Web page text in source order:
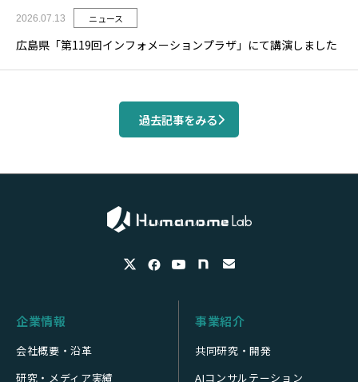
2026.07.13 ニュース
広島県「第119回インフォメーションプラザ」にて講演しました
過去記事をみる
企業情報
会社概要・沿革
研究・メディア実績
事業紹介
共同研究・開発
AIコンサルテーション